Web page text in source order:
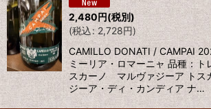
2,480円(税別)
(税込: 2,728円)
CAMILLO DONATI / CAMPAI
ミーリア・ロマーニャ 品種：ト
スカーノ マルヴァジーア ト
ジーア・ディ・カンディア ナ…